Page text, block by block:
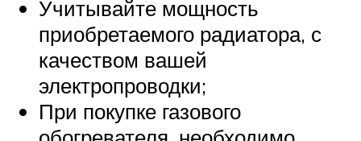
Учитывайте мощность
приобретаемого радиатора, с
качеством вашей
электропроводки;
При покупке газового